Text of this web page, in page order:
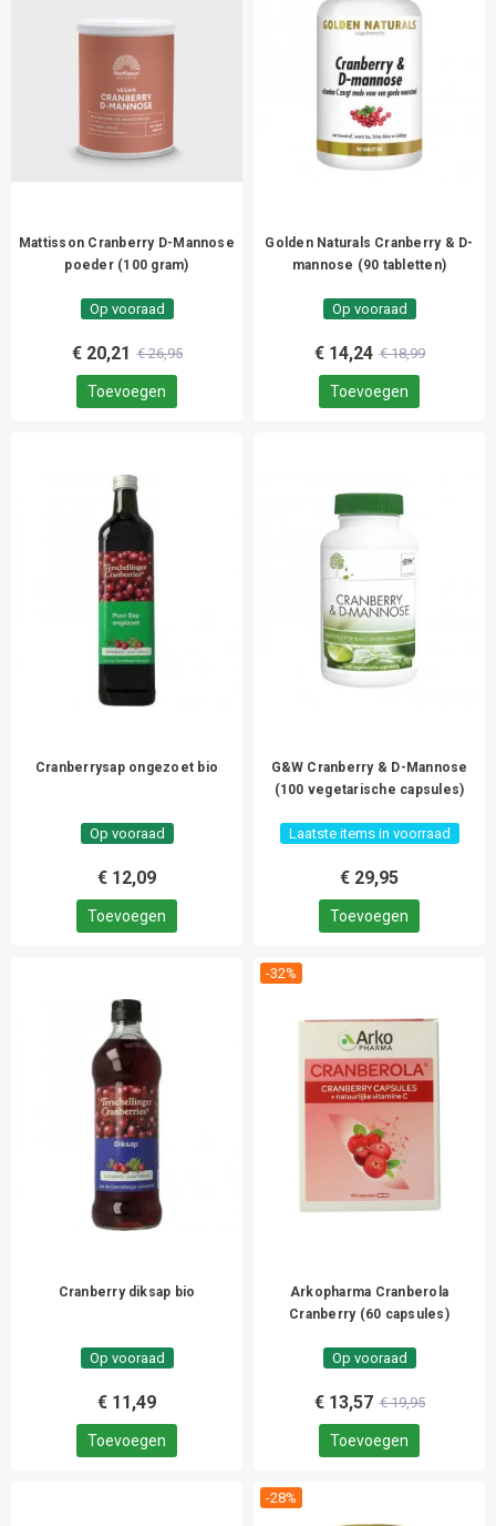
Mattisson Cranberry D-Mannose
poeder (100 gram)
Op vooraad
€ 20,21 € 26,95
Toevoegen
Golden Naturals Cranberry & D-
mannose (90 tabletten)
Op vooraad
€ 14,24 € 18,99
Toevoegen
Cranberrysap ongezoet bio
Op vooraad
€ 12,09
Toevoegen
G&W Cranberry & D-Mannose
(100 vegetarische capsules)
Laatste items in voorraad
€ 29,95
Toevoegen
Cranberry diksap bio
Op vooraad
€ 11,49
Toevoegen
-32%
Arkopharma Cranberola
Cranberry (60 capsules)
Op vooraad
€ 13,57 € 19,95
Toevoegen
-28%